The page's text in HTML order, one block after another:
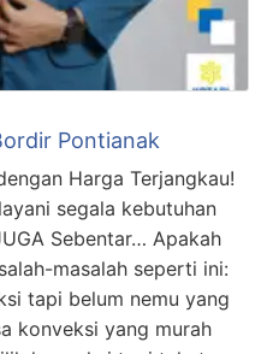
Pontianak
Harga Terjangkau!
segala kebutuhan
Sebentar… Apakah
masalah seperti ini:
tapi belum nemu yang
konveksi yang murah